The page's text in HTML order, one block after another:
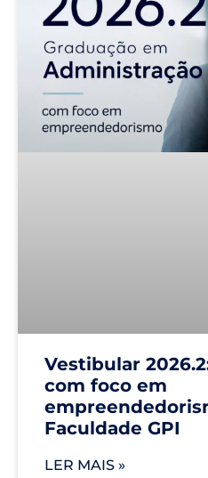
Vestibular
com foco em
Faculdade GPI
LER MAIS »